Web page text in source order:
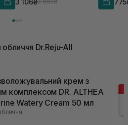
Dr.Reju-All
крем з
комплексом DR. ALTHEA
Watery Cream 50 мл